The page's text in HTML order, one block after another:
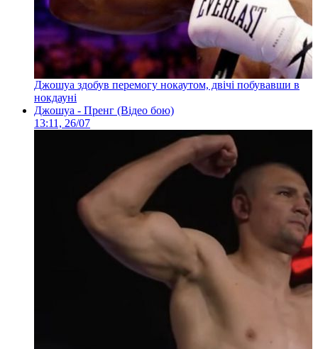
Джошуа здобув перемогу нокаутом, двічі побувавши в
нокдауні
Джошуа - Пренг (Відео бою)
13:11, 26/07